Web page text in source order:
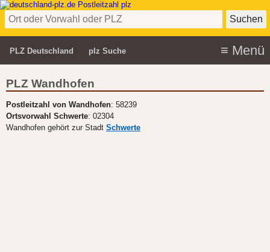
PLZ Deutschland plz Suche
PLZ Wandhofen
Postleitzahl von Wandhofen: 58239
Ortsvorwahl Schwerte: 02304
Wandhofen gehört zur Stadt Schwerte